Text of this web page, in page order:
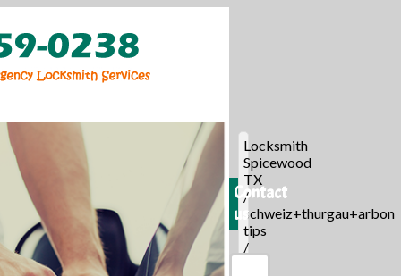
Locksmith
Spicewood
TX
/
schweiz+thurgau+arbon
tips
/
Contact
us